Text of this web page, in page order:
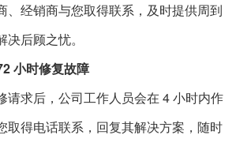
、经销商与您取得联系，及时提供周到
后顾之忧。
小时修复故障
求后，公司工作人员会在 4 小时内作
取得电话联系，回复其解决方案，随时